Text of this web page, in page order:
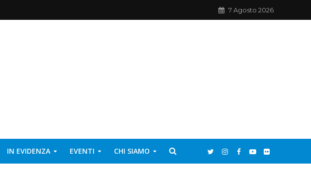
7 Agosto 2026
IN EVIDENZA EVENTI CHI SIAMO